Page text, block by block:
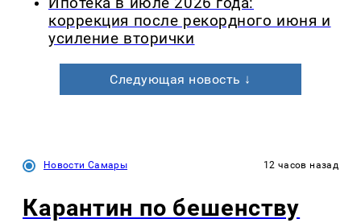
Ипотека в июле 2026 года:
коррекция после рекордного июня и
усиление вторички
Следующая новость ↓
Новости Самары 12 часов назад
Карантин по бешенству